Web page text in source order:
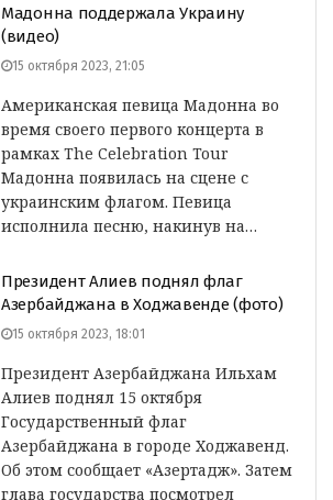
Мадонна поддержала Украину
(видео)
15 октября 2023, 21:05
Американская певица Мадонна во
время своего первого концерта в
рамках The Celebration Tour
Мадонна появилась на сцене с
украинским флагом. Певица
исполнила песню, накинув на…
Президент Алиев поднял флаг
Азербайджана в Ходжавенде (фото)
15 октября 2023, 18:01
Президент Азербайджана Ильхам
Алиев поднял 15 октября
Государственный флаг
Азербайджана в городе Ходжавенд.
Об этом сообщает «Азертадж». Затем
глава государства посмотрел